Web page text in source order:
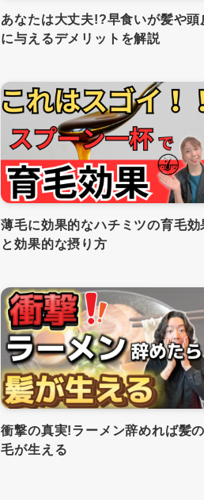
あなたは大丈夫!?早食いが髪や頭
に与えるデメリットを解説
薄毛に効果的なハチミツの育毛効
と効果的な摂り方
衝撃の真実!ラーメン辞めれば髪の
毛が生える